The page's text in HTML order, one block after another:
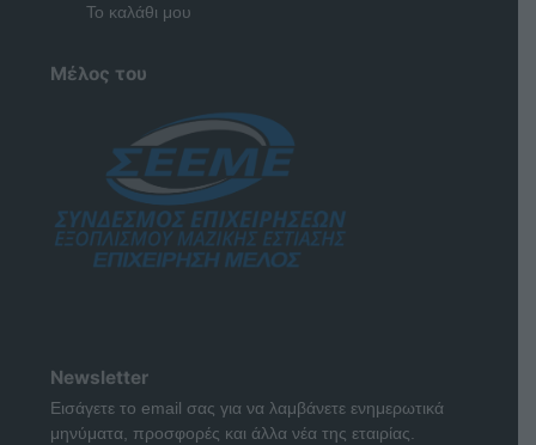
Το καλάθι μου
Μέλος του
Newsletter
Εισάγετε το email σας για να λαμβάνετε ενημερωτικά
μηνύματα, προσφορές και άλλα νέα της εταιρίας.